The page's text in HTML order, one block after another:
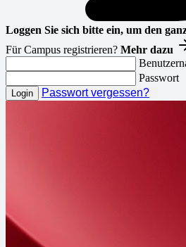
Loggen Sie sich bitte ein, um den
Für Campus registrieren? Mehr dazu
Passwort
Passwort vergessen?